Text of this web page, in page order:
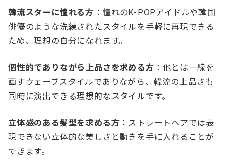
韓流スターに憧れる方 ：憧れのK-POPアイドルや韓国
俳優のような洗練されたスタイルを手軽に再現できる
ため、理想の自分になれます。
個性的でありながら上品さを求める方 ：他とは一線を
画すウェーブスタイルでありながら、韓流の上品さも
同時に演出できる理想的なスタイルです。
立体感のある髪型を求める方 ：ストレートヘアでは表
現できない立体的な美しさと動きを手に入れることが
できます。